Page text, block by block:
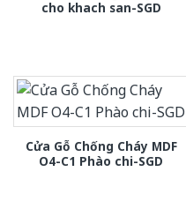
cho khach san-SGD
Cửa Gỗ Chống Cháy MDF
O4-C1 Phào chi-SGD